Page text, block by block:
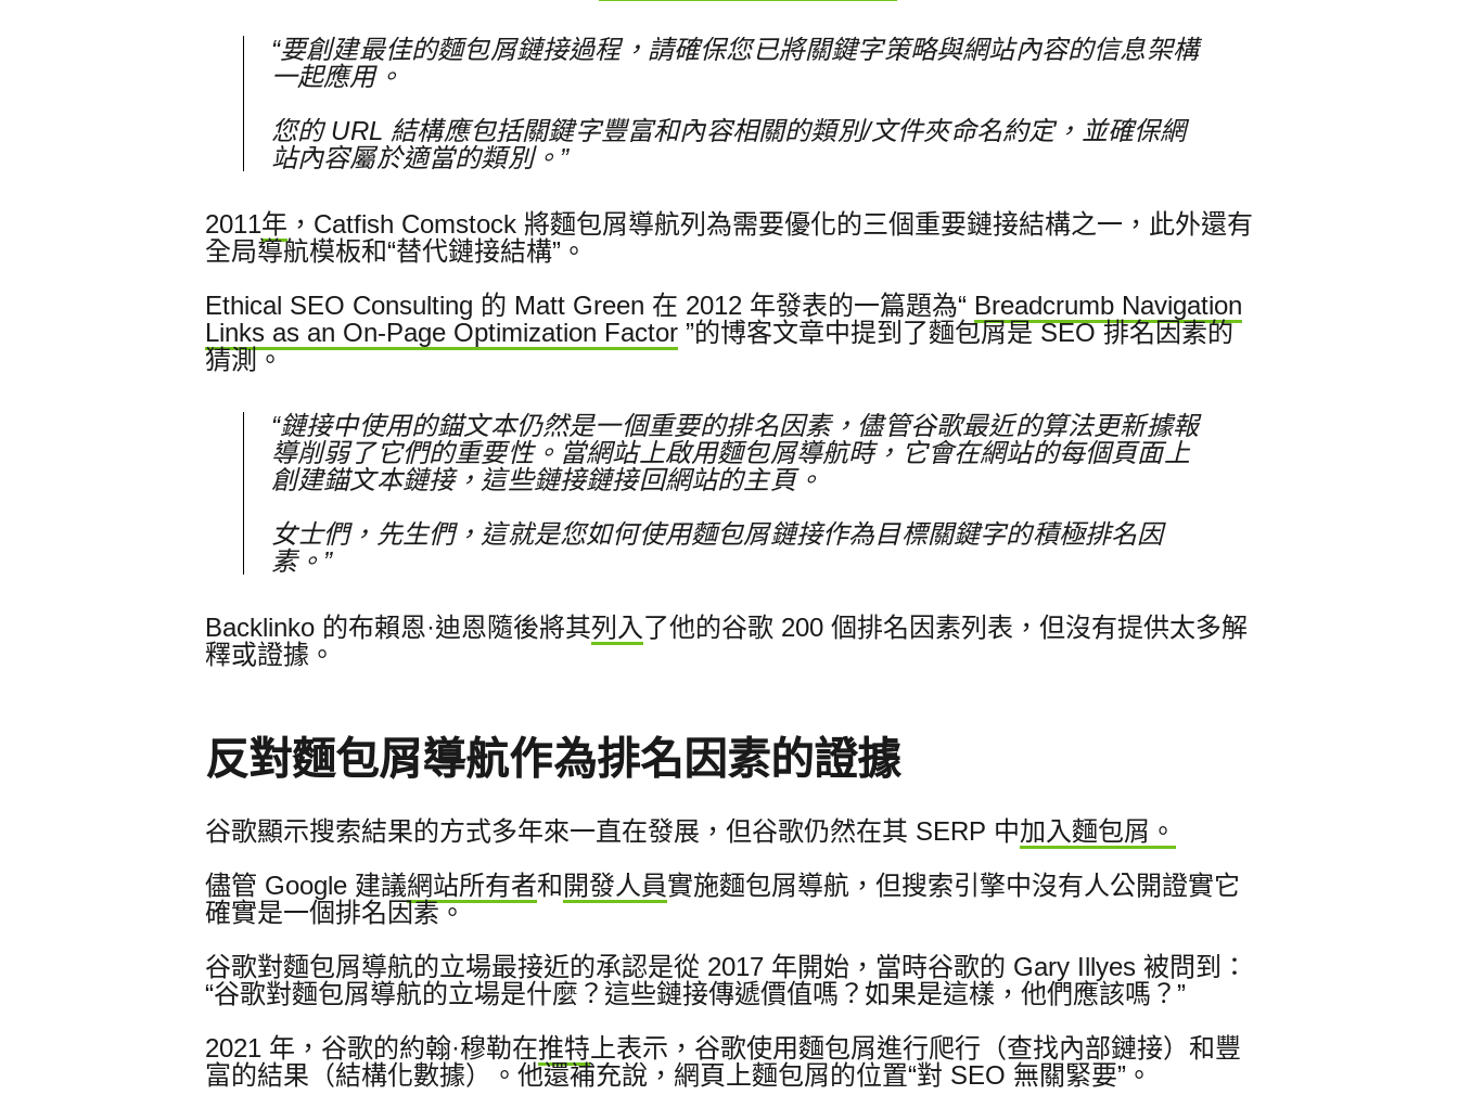
“要創建最佳的麵包屑鏈接過程，請確保您已將關鍵字策略與網站內容的信息架構
一起應用。
您的 URL 結構應包括關鍵字豐富和內容相關的類別/文件夾命名約定，並確保網
站內容屬於適當的類別。”
2011年 ，Catfish Comstock 將麵包屑導航列為需要優化的三個重要鏈接結構之一，此外還有
全局導航模板和“替代鏈接結構”。
Ethical SEO Consulting 的 Matt Green 在 2012 年發表的一篇題為“ Breadcrumb Navigation
Links as an On-Page Optimization Factor”的博客文章中提到了麵包屑是 SEO 排名因素的
猜測。
“鏈接中使用的錨文本仍然是一個重要的排名因素，儘管谷歌最近的算法更新據報
導削弱了它們的重要性。 當網站上啟用麵包屑導航時，它會在網站的每個頁面上
創建錨文本鏈接，這些鏈接鏈接回網站的主頁。
女士們，先生們，這就是您如何使用麵包屑鏈接作為目標關鍵字的積極排名因
素。”
Backlinko 的布賴恩·迪恩隨後將其列入了他的谷歌 200 個排名因素列表，但沒有提供太多解
釋或證據。
反對麵包屑導航作為排名因素的證據
谷歌顯示搜索結果的方式多年來一直在發展，但谷歌仍然在其 SERP 中加入麵包屑。
儘管 Google 建議網站所有者和 開發人員實施麵包屑導航，但搜索引擎中沒有人公開證實它
確實是一個排名因素。
谷歌對麵包屑導航的立場最接近的承認是從 2017 年開始，當時谷歌的 Gary Illyes 被問到：
“谷歌對麵包屑導航的立場是什麼？ 這些鏈接傳遞價值嗎？ 如果是這樣，他們應該嗎？”
2021 年，谷歌的約翰·穆勒在推特 上表示，谷歌使用麵包屑進行爬行（查找內部鏈接）和豐
富的結果（結構化數據）。 他還補充說，網頁上麵包屑的位置“對 SEO 無關緊要”。